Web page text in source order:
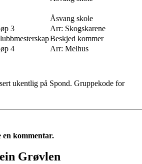
Åsvang skole
3
Arr: Skogskarene
Beskjed kommer
4 Arr: Melhus
ukentlig på Spond. Gruppekode for
kommentar.
Grøvlen